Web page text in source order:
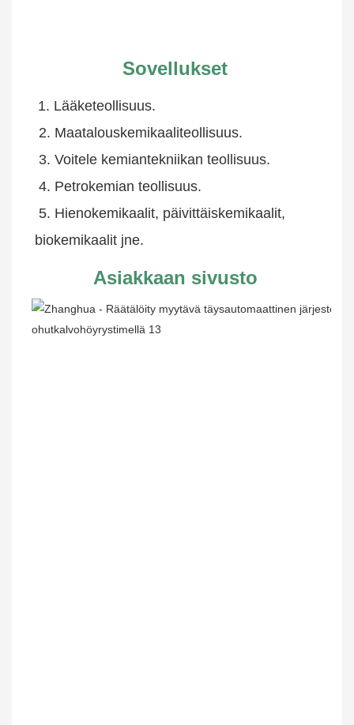
Sovellukset
1. Lääketeollisuus.
2. Maatalouskemikaaliteollisuus.
3. Voitele kemiantekniikan teollisuus.
4. Petrokemian teollisuus.
biokemikaalit jne.
Asiakkaan sivusto